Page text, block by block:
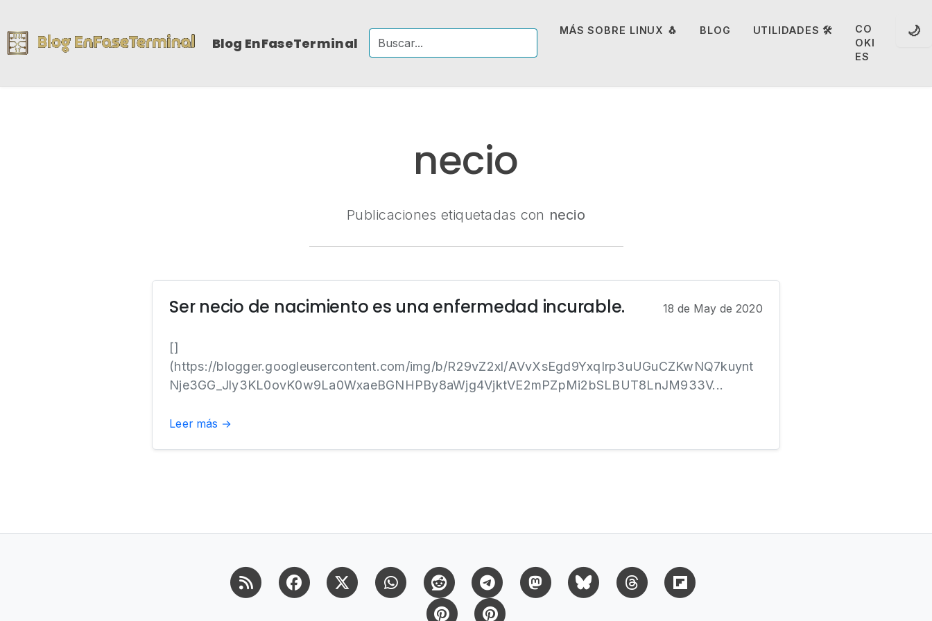
Blog EnFaseTerminal
MÁS SOBRE LINUX 🐧 BLOG UTILIDADES 🛠️
CO
OKI
ES
🌙
necio
Publicaciones etiquetadas con necio
Ser necio de nacimiento es una enfermedad incurable. 18 de May de 2020
[]
(https://blogger.googleusercontent.com/img/b/R29vZ2xl/AVvXsEgd9YxqIrp3uUGuCZKwNQ7kuynt
Nje3GG_Jly3KL0ovK0w9La0WxaeBGNHPBy8aWjg4VjktVE2mPZpMi2bSLBUT8LnJM933V...
Leer más →
RSS FacebookX (Twitter)WhatsappReddit Telegram MastodonBluesky Threads
Pinterest